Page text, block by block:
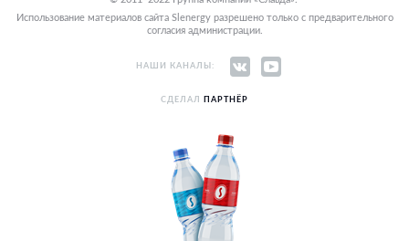
Использование материалов сайта Slenergy разрешено только с предварительного
согласия администрации.
НАШИ КАНАЛЫ:
СДЕЛАЛ ПАРТНЁР